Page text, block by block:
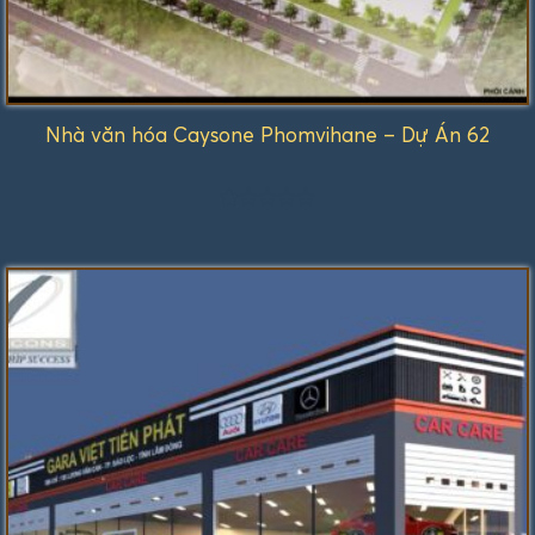
Nhà văn hóa Caysone Phomvihane – Dự Án 62
hạng